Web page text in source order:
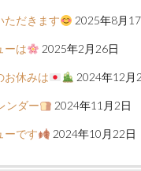
ただきます 2025年8月
ーは 2025年2月26日
お休みは 2024年12月
ンダー 2024年11月2日
ーです 2024年10月22日